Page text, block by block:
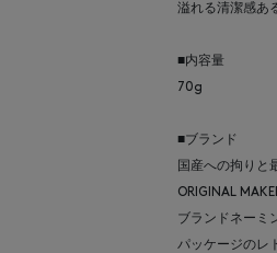
溢れる清潔感あ
■内容量
70g
■ブランド
国産への拘りと
ORIGINAL
ブランドネーミ
パッケージのレ